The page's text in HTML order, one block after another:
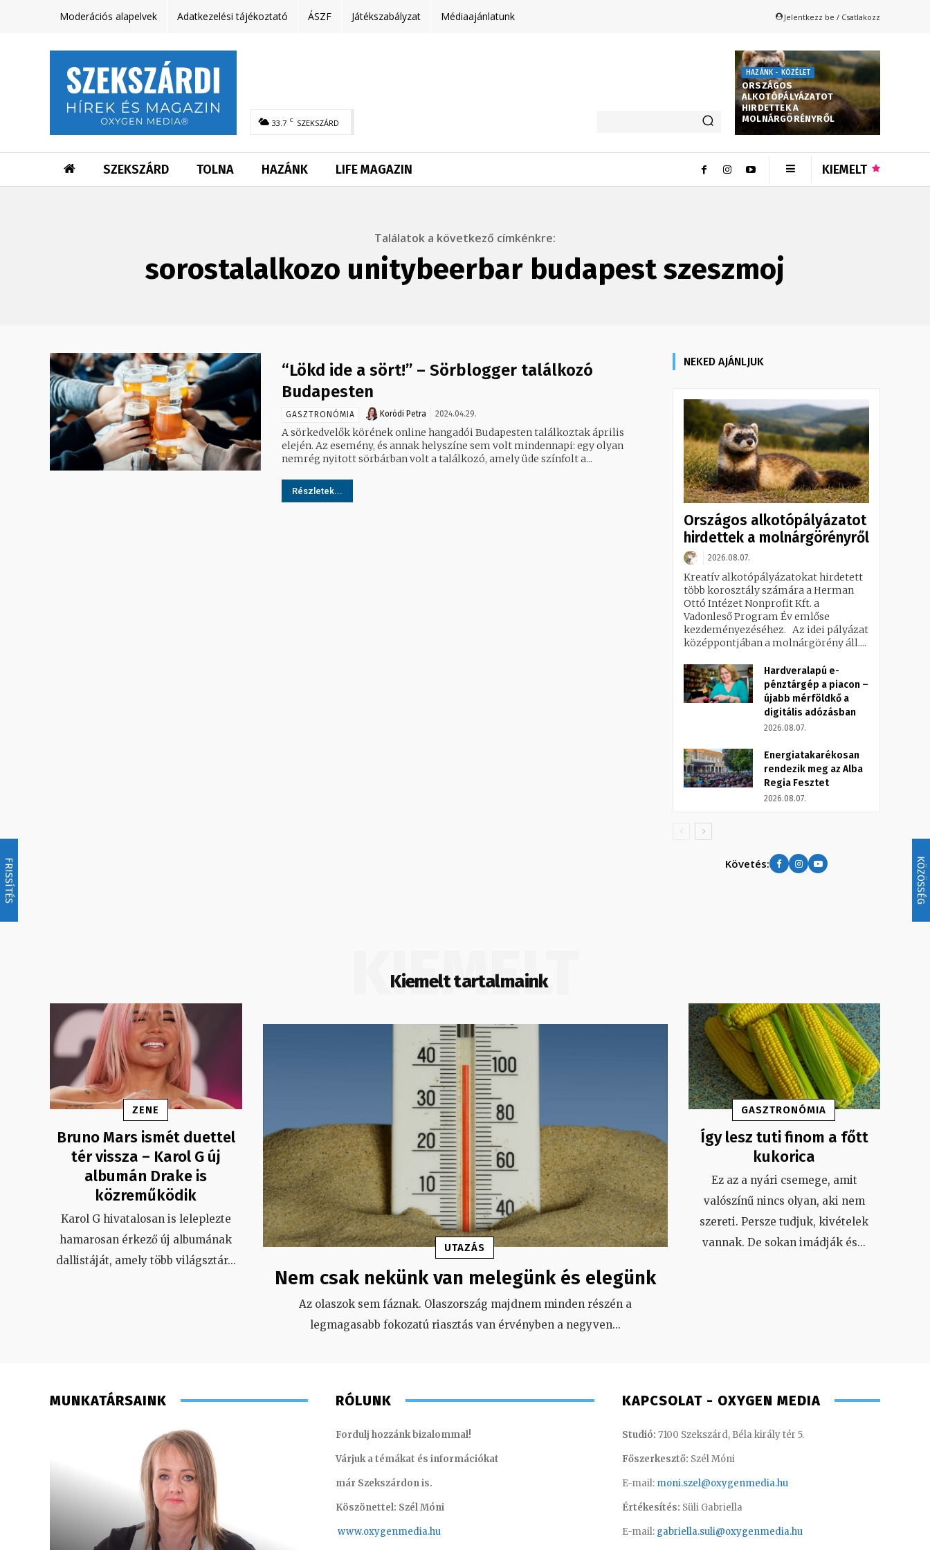
FRISSÍTÉS KÖZÖSSÉG
Moderációs alapelvek Adatkezelési tájékoztató ÁSZF Játékszabályzat Médiaajánlatunk Jelentkezz be / Csatlakozz
33.7 C SZEKSZÁRD
HAZÁNK - KÖZÉLET
ORSZÁGOS
ALKOTÓPÁLYÁZATOT
HIRDETTEK A
MOLNÁRGÖRÉNYRŐL
SZEKSZÁRD TOLNA HAZÁNK LIFE MAGAZIN KIEMELT
Találatok a következő címkénkre:
sorostalalkozo unitybeerbar budapest szeszmoj
“Lökd ide a sört!” – Sörblogger találkozó
Budapesten
GASZTRONÓMIA Koródi Petra 2024.04.29.
A sörkedvelők körének online hangadói Budapesten találkoztak április
elején. Az esemény, és annak helyszíne sem volt mindennapi: egy olyan
nemrég nyitott sörbárban volt a találkozó, amely üde színfolt a...
Részletek...
NEKED AJÁNLJUK
Országos alkotópályázatot
hirdettek a molnárgörényről
2026.08.07.
Kreatív alkotópályázatokat hirdetett
több korosztály számára a Herman
Ottó Intézet Nonprofit Kft. a
Vadonleső Program Év emlőse
kezdeményezéséhez. Az idei pályázat
középpontjában a molnárgörény áll....
Hardveralapú e-
pénztárgép a piacon –
újabb mérföldkő a
digitális adózásban
2026.08.07.
Energiatakarékosan
rendezik meg az Alba
Regia Fesztet
2026.08.07.
Követés:
Kiemelt tartalmaink
KIEMELT
ZENE
Bruno Mars ismét duettel
tér vissza – Karol G új
albumán Drake is
közreműködik
Karol G hivatalosan is leleplezte
hamarosan érkező új albumának
dallistáját, amely több világsztár...
UTAZÁS
Nem csak nekünk van melegünk és elegünk
Az olaszok sem fáznak. Olaszország majdnem minden részén a
legmagasabb fokozatú riasztás van érvényben a negyven...
GASZTRONÓMIA
Így lesz tuti finom a főtt
kukorica
Ez az a nyári csemege, amit
valószínű nincs olyan, aki nem
szereti. Persze tudjuk, kivételek
vannak. De sokan imádják és...
MUNKATÁRSAINK RÓLUNK
Fordulj hozzánk bizalommal!
Várjuk a témákat és információkat
már Szekszárdon is.
Köszönettel: Szél Móni
www.oxygenmedia.hu
KAPCSOLAT - OXYGEN MEDIA
Studió: 7100 Szekszárd, Béla király tér 5.
Főszerkesztő: Szél Móni
E-mail: moni.szel@oxygenmedia.hu
Értékesítés: Süli Gabriella
E-mail: gabriella.suli@oxygenmedia.hu